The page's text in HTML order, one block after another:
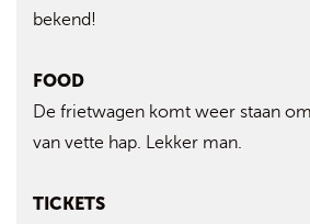
bekend!
FOOD
De frietwagen komt weer staan
van vette hap. Lekker man.
TICKETS